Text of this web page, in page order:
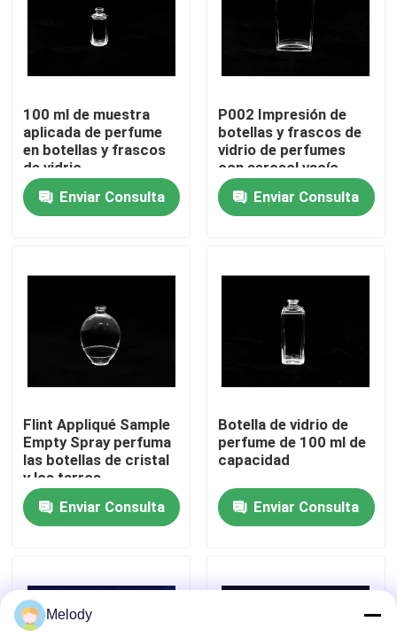
En casa
Productos
Control de calidad
Solicitar una cita
Botellas de vidrio vacías
Botellas de vidrio del perfume
100 ml de muestra
aplicada de perfume
en botellas y frascos
de vidrio
Enviar Consulta
P002 Impresión de
botellas y frascos de
vidrio de perfumes
con aerosol vacío
Enviar Consulta
Flint Appliqué Sample
Empty Spray perfuma
las botellas de cristal
y los tarros
Enviar Consulta
Botella de vidrio de
perfume de 100 ml de
capacidad
Enviar Consulta
Melody